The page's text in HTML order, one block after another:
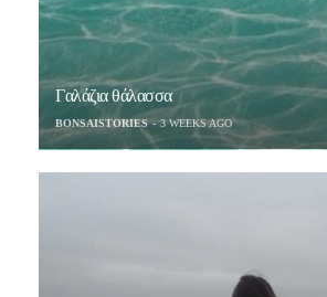
Γαλάζια θάλασσα
BONSAISTORIES 3 WEEKS AGO